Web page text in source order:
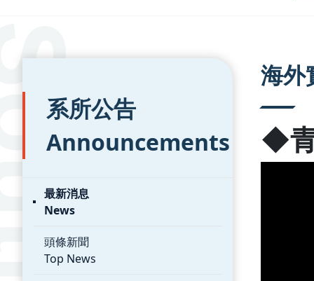
:::
系所公告
Announcements
最新消息
News
頭條新聞
Top News
海外
◆